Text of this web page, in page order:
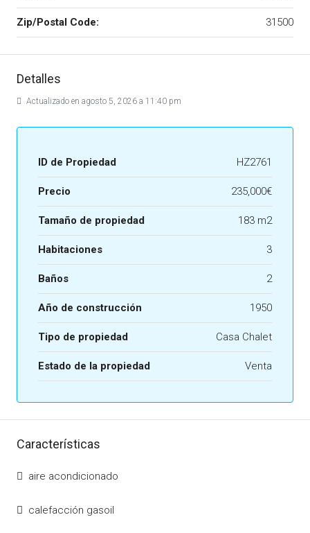
Zip/Postal Code: 31500
Detalles
Actualizado en agosto 5, 2026 a 11:40 pm
ID de Propiedad HZ2761
Precio 235,000€
Tamaño de propiedad 183 m2
Habitaciones 3
Baños 2
Año de construcción 1950
Tipo de propiedad Casa Chalet
Estado de la propiedad Venta
Características
aire acondicionado
calefacción gasoil